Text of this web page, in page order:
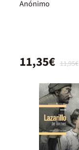
Anónimo
11,95€
11,35€